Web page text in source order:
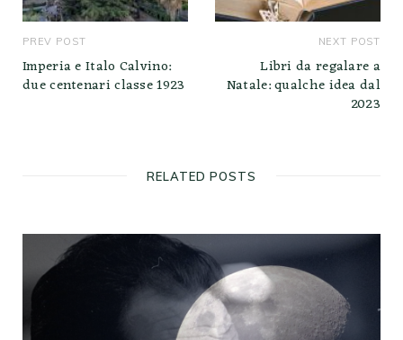
PREV POST
Imperia e Italo Calvino:
due centenari classe 1923
NEXT POST
Libri da regalare a
Natale: qualche idea dal
2023
RELATED POSTS